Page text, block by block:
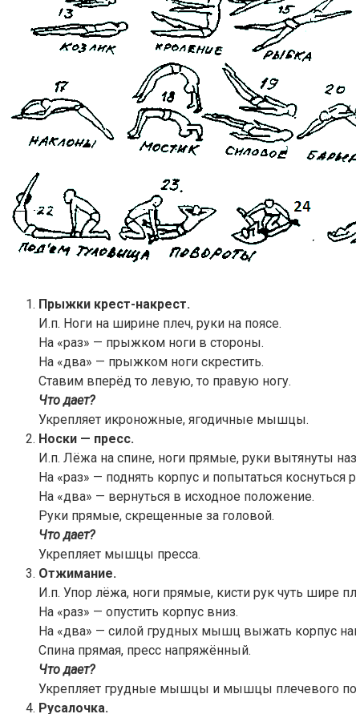
Прыжки крест-накрест.
И.п. Ноги на ширине плеч, руки на поясе.
На «раз» — прыжком ноги в стороны.
На «два» — прыжком ноги скрестить.
Ставим вперёд то левую, то правую ногу.
Что дает?
Укрепляет икроножные, ягодичные мышцы.
Носки — пресс.
И.п. Лёжа на спине, ноги прямые, руки вытянуты
На «раз» — поднять корпус и попытаться коснуться
На «два» — вернуться в исходное положение.
Руки прямые, скрещенные за головой.
Что дает?
Укрепляет мышцы пресса.
Отжимание.
И.п. Упор лёжа, ноги прямые, кисти рук чуть шире
На «раз» — опустить корпус вниз.
На «два» — силой грудных мышц выжать корпус
Спина прямая, пресс напряжённый.
Что дает?
Укрепляет грудные мышцы и мышцы плечевого
Русалочка.